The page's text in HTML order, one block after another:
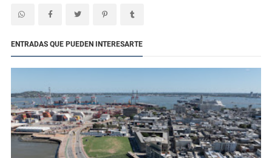
ENTRADAS QUE PUEDEN INTERESARTE